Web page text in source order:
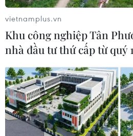
vietnamplus.vn
Khu công nghiệp Tân
nhà đầu tư thứ cấp từ quý